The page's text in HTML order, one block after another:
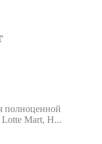
полноценной
Mart, H...